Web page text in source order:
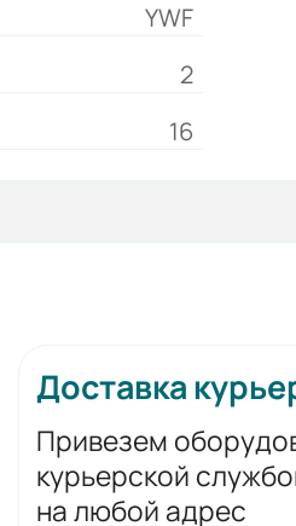
YWF
2
16
Доставка
Привезем
курьерской
на любой адрес